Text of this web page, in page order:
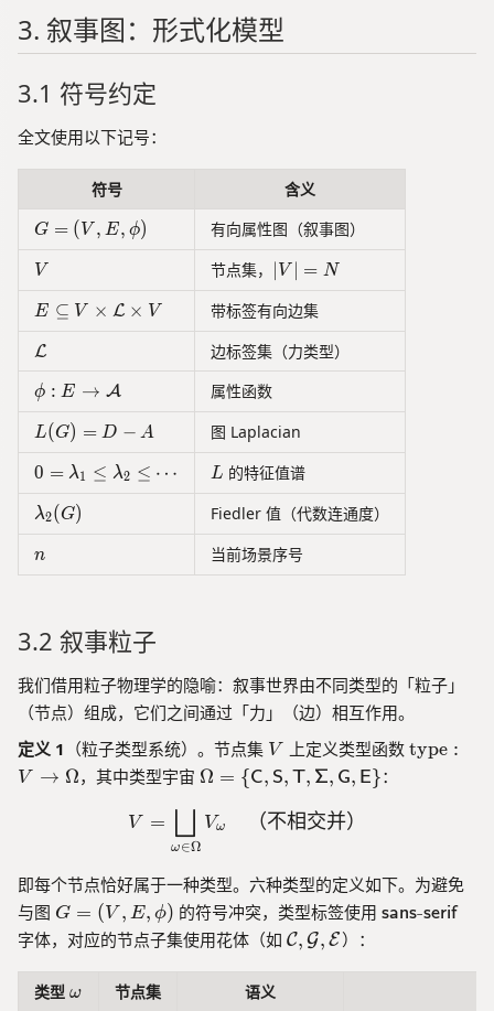
)
=
f(
\
m
a
t
h
f{
x
(
n
))
t
t
b
R
_
g
q
}
}
)
=
0
\
m
x
}
^
*
f{
x
}
))
-
\
m
a
t
h
b
f{
x
}
)
<
0
n
a
t
h
b
f{
x
}
^
}
^
*
3. 叙事图：形式化模型
3.1 符号约定
全文使用以下记号：
符号 含义
G = (V, E, \phi)
G = ( V , E, ϕ) 有向属性图（叙事图）
V
V 节点集， |V| = N
∣ V ∣ = N
E \subseteq V \times \mathcal{L} \times V
E ⊆ V × L × V 带标签有向边集
\mathcal{L}
L 边标签集（力类型）
\phi: E \to \mathcal{A}
ϕ : E → A 属性函数
L(G) = D - A
L(G) = D − A 图 Laplacian
0 = \lambda_1 \leq \lambda_2 \leq \cdots
0 = λ1 ≤ λ2 ≤ ⋯ L
L 的特征值谱
\lambda_2(G)
λ2(G) Fiedler 值（代数连通度）
n
n 当前场景序号
3.2 叙事粒子
我们借用粒子物理学的隐喻：叙事世界由不同类型的「粒子」
（节点）组成，它们之间通过「力」（边）相互作用。
定义 1 （粒子类型系统）。节点集 V
V 上定义类型函数\
y
p
V
type :
V → Ω，其中类型宇宙 \
m
e
a
=
\
Ω = {C, S, T, Σ, G, E}：
V = \bigsqcup_{\omega
V =
ω∈Ω
⨆ Vω （不相交并）
即每个节点恰好属于一种类型。六种类型的定义如下。为避免
与图 G
=
V
,
G = (V , E, ϕ) 的符号冲突，类型标签使用\
t
sans-serif
字体，对应的节点子集使用花体（如 \
C, G, E）：
类型\omega
ω 节点集 语义